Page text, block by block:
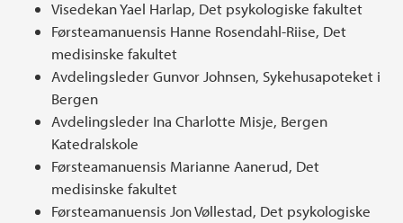
Visedekan Yael Harlap, Det psykologiske fakultet
Førsteamanuensis Hanne Rosendahl-Riise, Det
medisinske fakultet
Avdelingsleder Gunvor Johnsen, Sykehusapoteket i
Bergen
Avdelingsleder Ina Charlotte Misje, Bergen
Katedralskole
Førsteamanuensis Marianne Aanerud, Det
medisinske fakultet
Førsteamanuensis Jon Vøllestad, Det psykologiske